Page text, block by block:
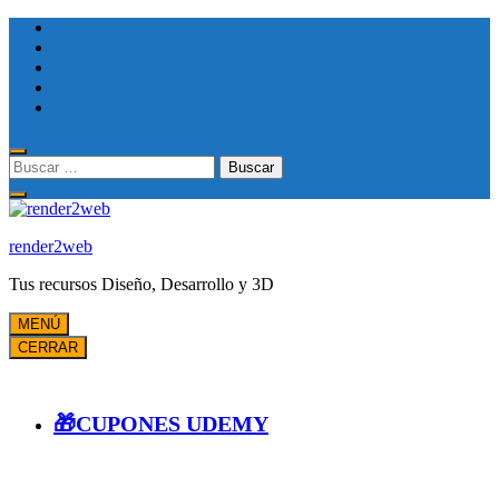
Saltar
contenido
(presione
Entrar)
Buscar:
render2web
Tus recursos Diseño, Desarrollo y 3D
MENÚ
CERRAR
🎁CUPONES UDEMY